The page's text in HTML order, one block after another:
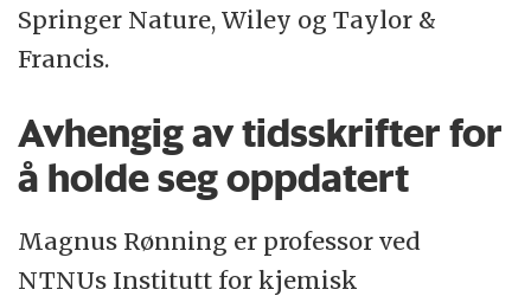
Springer Nature, Wiley og Taylor &
Francis.
Avhengig av tidsskrifter for
å holde seg oppdatert
Magnus Rønning er professor ved
NTNUs Institutt for kjemisk